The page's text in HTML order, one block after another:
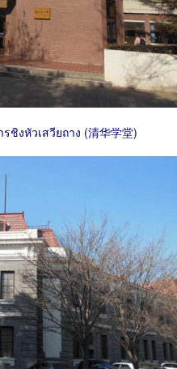
ชิงหัวเสวียถาง (清华学堂)